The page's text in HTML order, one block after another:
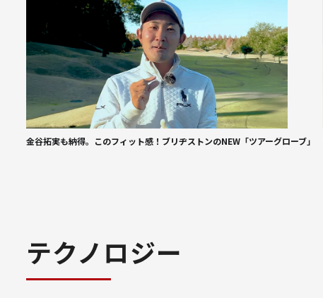
金谷拓実も納得。このフィット感！ブリヂストンのNEW「ツアーグローブ」
テクノロジー